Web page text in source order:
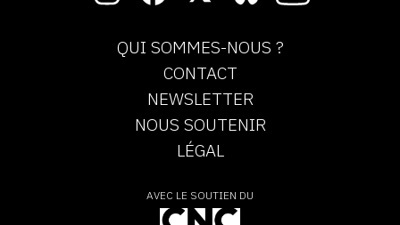
QUI SOMMES-NOUS ?
CONTACT
NEWSLETTER
NOUS SOUTENIR
LÉGAL
AVEC LE SOUTIEN DU